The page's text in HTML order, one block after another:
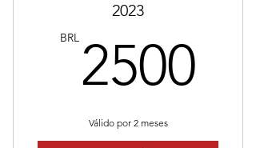
2023
BRL 2500
Válido por 2 meses